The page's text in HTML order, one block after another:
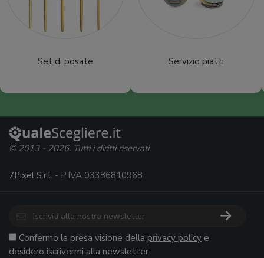
Set di posate Servizio piatti
© 2013 - 2026. Tutti i diritti riservati.
7Pixel S.r.l. - P.IVA 03386810968
Confermo la presa visione della privacy policy e
desidero iscrivermi alla newsletter